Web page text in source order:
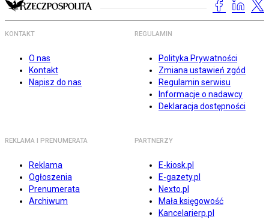
KONTAKT
O nas
Kontakt
Napisz do nas
REGULAMIN
Polityka Prywatności
Zmiana ustawień zgód
Regulamin serwisu
Informacje o nadawcy
Deklaracja dostępności
REKLAMA I PRENUMERATA
Reklama
Ogłoszenia
Prenumerata
Archiwum
PARTNERZY
E-kiosk.pl
E-gazety.pl
Nexto.pl
Mała księgowość
Kancelarierp.pl